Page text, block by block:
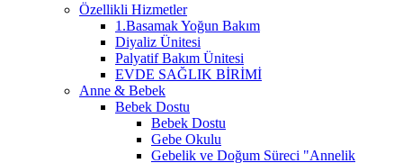
Özellikli Hizmetler
1.Basamak Yoğun Bakım
Diyaliz Ünitesi
Palyatif Bakım Ünitesi
EVDE SAĞLIK BİRİMİ
Anne & Bebek
Bebek Dostu
Bebek Dostu
Gebe Okulu
Gebelik ve Doğum Süreci "Annelik